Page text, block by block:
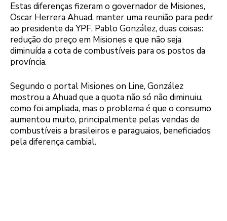
Estas diferenças fizeram o governador de Misiones,
Oscar Herrera Ahuad, manter uma reunião para pedir
ao presidente da YPF, Pablo González, duas coisas:
redução do preço em Misiones e que não seja
diminuída a cota de combustíveis para os postos da
província.
Segundo o portal Misiones on Line, González
mostrou a Ahuad que a quota não só não diminuiu,
como foi ampliada, mas o problema é que o consumo
aumentou muito, principalmente pelas vendas de
combustíveis a brasileiros e paraguaios, beneficiados
pela diferença cambial.